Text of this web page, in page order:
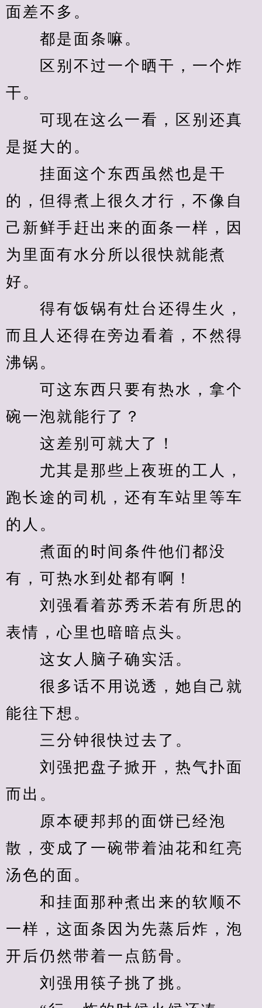
面差不多。
都是面条嘛。
区别不过一个晒干，一个炸
干。
可现在这么一看，区别还真
是挺大的。
挂面这个东西虽然也是干
的，但得煮上很久才行，不像自
己新鲜手赶出来的面条一样，因
为里面有水分所以很快就能煮
好。
得有饭锅有灶台还得生火，
而且人还得在旁边看着，不然得
沸锅。
可这东西只要有热水，拿个
碗一泡就能行了？
这差别可就大了！
尤其是那些上夜班的工人，
跑长途的司机，还有车站里等车
的人。
煮面的时间条件他们都没
有，可热水到处都有啊！
刘强看着苏秀禾若有所思的
表情，心里也暗暗点头。
这女人脑子确实活。
很多话不用说透，她自己就
能往下想。
三分钟很快过去了。
刘强把盘子掀开，热气扑面
而出。
原本硬邦邦的面饼已经泡
散，变成了一碗带着油花和红亮
汤色的面。
和挂面那种煮出来的软顺不
一样，这面条因为先蒸后炸，泡
开后仍然带着一点筋骨。
刘强用筷子挑了挑。